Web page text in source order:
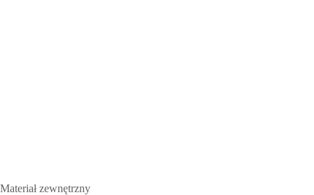
Materiał zewnętrzny